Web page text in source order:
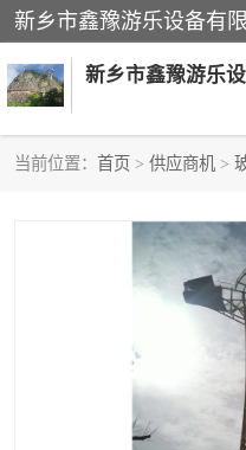
新乡市鑫豫游乐
当前位置： 首页 > 供应商机 >